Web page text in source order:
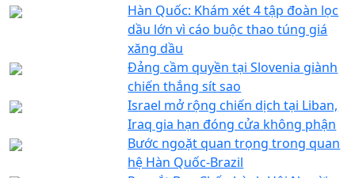
Hàn Quốc: Khám xét 4 tập đoàn lọc
dầu lớn vì cáo buộc thao túng giá
xăng dầu
Đảng cầm quyền tại Slovenia giành
chiến thắng sít sao
Israel mở rộng chiến dịch tại Liban,
Iraq gia hạn đóng cửa không phận
Bước ngoặt quan trọng trong quan
hệ Hàn Quốc-Brazil